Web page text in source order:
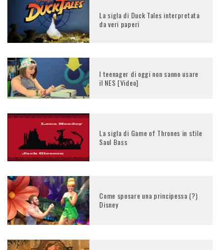
La sigla di Duck Tales interpretata
da veri paperi
I teenager di oggi non sanno usare
il NES [Video]
La sigla di Game of Thrones in stile
Saul Bass
Come sposare una principessa (?)
Disney